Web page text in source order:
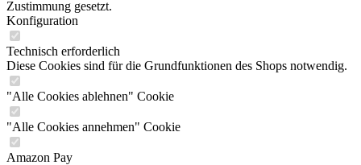
Zustimmung gesetzt.
Konfiguration
Technisch erforderlich
Diese Cookies sind für die Grundfunktionen des Shops notwendig.
"Alle Cookies ablehnen" Cookie
"Alle Cookies annehmen" Cookie
Amazon Pay